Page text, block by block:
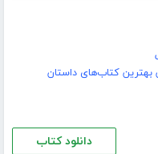
بهترین کتاب‌های داستان
دانلود کتاب